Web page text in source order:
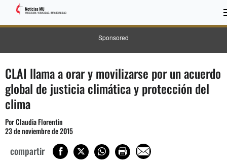
Sponsored
CLAI llama a orar y movilizarse por un acuerdo
global de justicia climática y protección del
clima
Por Claudia Florentin
23 de noviembre de 2015
compartir